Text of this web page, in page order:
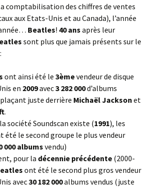
comptabilisation des chiffres de ventes
aux Etats-Unis et au Canada), l’année
Beatles! 40 ans après leur
sont plus que jamais présents sur le
ont ainsi été le 3èmevendeur de disque
en 2009avec3 282 000d’albums
juste derrière Michaël Jackson et
.
société Soundscan existe (1991), les
été le second groupe le plus vendeur
000 albums vendu)
pour la décennie précédente (2000-
ont été le second plus gros vendeur
avec30 182 000albums vendus (juste